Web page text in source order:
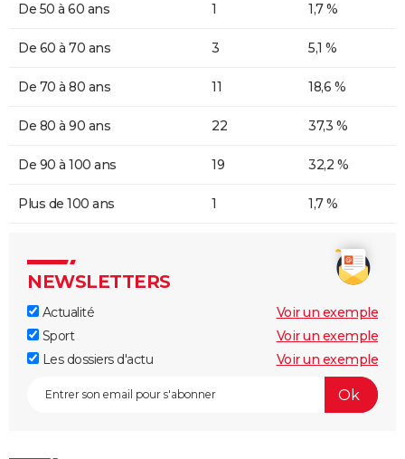
De 50 à 60 ans 1 1,7 %
De 60 à 70 ans 3 5,1 %
De 70 à 80 ans 11 18,6 %
De 80 à 90 ans 22 37,3 %
De 90 à 100 ans 19 32,2 %
Plus de 100 ans 1 1,7 %
NEWSLETTERS
Actualité
Voir un exemple
Sport
Voir un exemple
Les dossiers d'actu
Voir un exemple